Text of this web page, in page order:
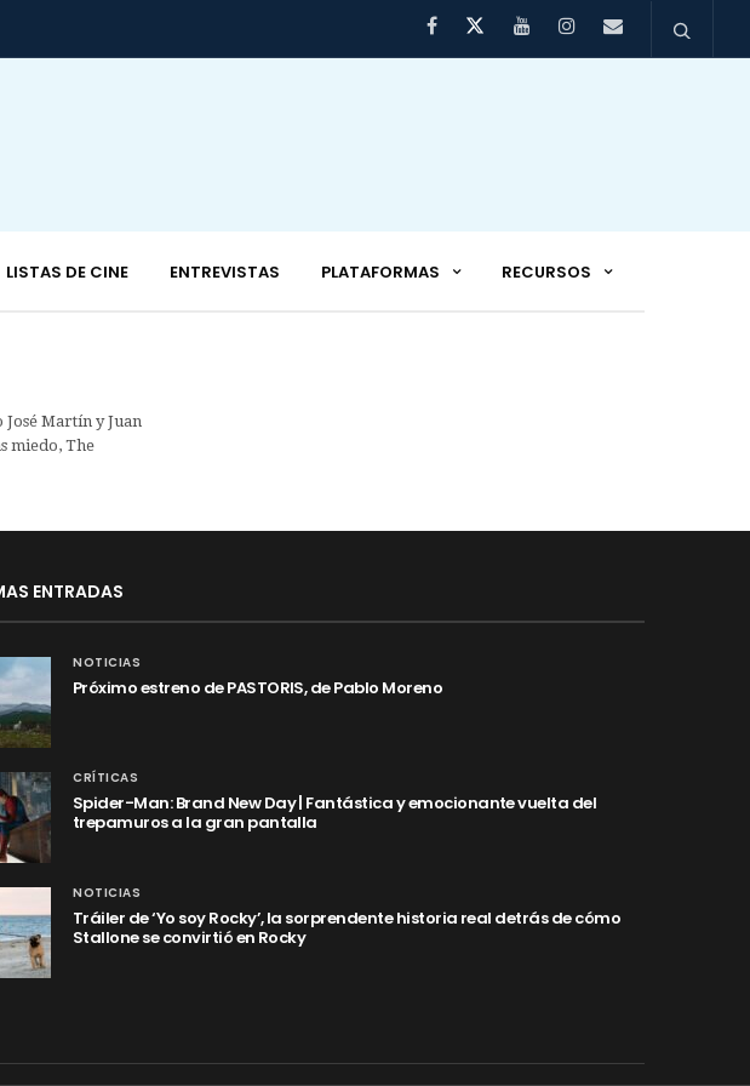
LISTAS DE CINE ENTREVISTAS PLATAFORMAS RECURSOS
Martín y Juan
miedo, The
ENTRADAS
NOTICIAS
Próximo estreno de PASTORIS, de Pablo Moreno
CRÍTICAS
Spider-Man: Brand New Day | Fantástica y emocionante vuelta del
trepamuros a la gran pantalla
NOTICIAS
Tráiler de ‘Yo soy Rocky’, la sorprendente historia real detrás de cómo
Stallone se convirtió en Rocky